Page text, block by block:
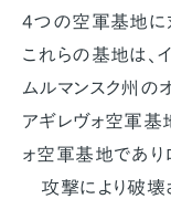
4つの空軍基地に
これらの基地は、
ムルマンスク州の
アギレヴォ空軍基
ォ空軍基地であり
攻撃により破壊